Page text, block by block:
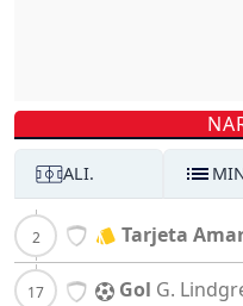
ALI.
Tarjeta
Gol G.